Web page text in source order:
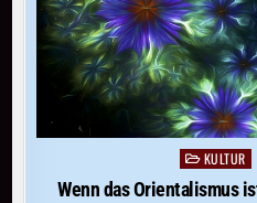
Posted
in
KULTUR
Wenn das Orientalismus